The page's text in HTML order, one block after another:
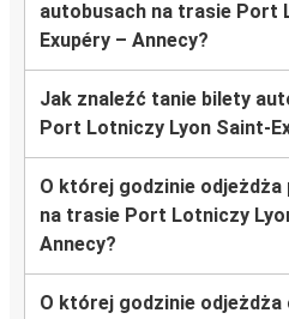
autobusach na trasie Port
Exupéry – Annecy?
Jak znaleźć tanie bilety
Port Lotniczy Lyon Saint-
O której godzinie
na trasie Port Lotniczy
Annecy?
O której godzinie